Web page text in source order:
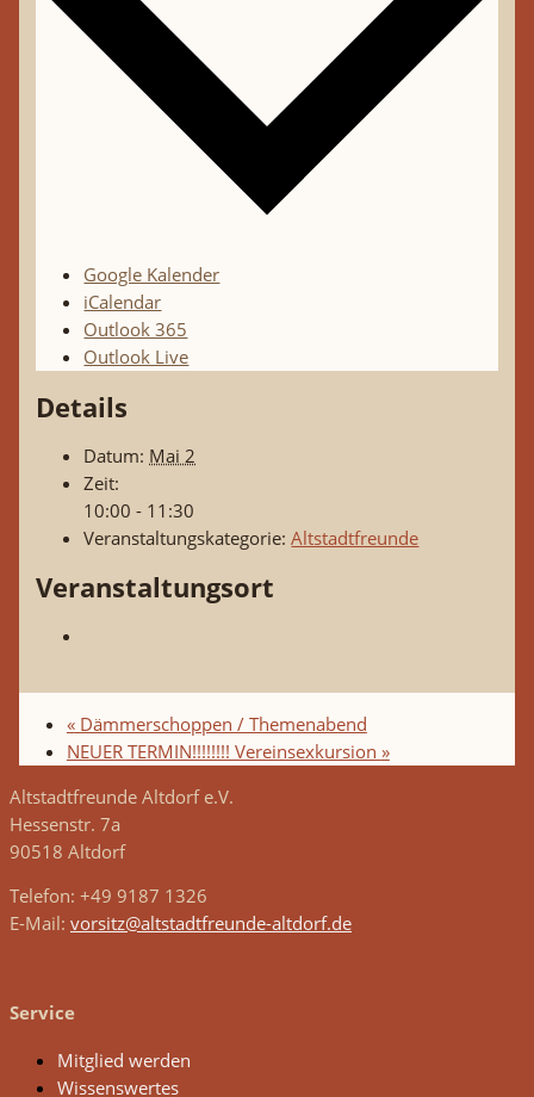
Google Kalender
iCalendar
Outlook 365
Outlook Live
Details
Datum: Mai 2
Zeit:
10:00 - 11:30
Veranstaltungskategorie: Altstadtfreunde
Veranstaltungsort
«Dämmerschoppen / Themenabend
NEUER TERMIN!!!!!!!! Vereinsexkursion »
Altstadtfreunde Altdorf e.V.
Hessenstr. 7a
90518 Altdorf
Telefon: +49 9187 1326
E-Mail: vorsitz@altstadtfreunde-altdorf.de
Service
Mitglied werden
Wissenswertes